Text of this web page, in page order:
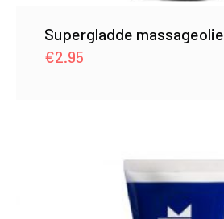
Supergladde massageolie
€2.95